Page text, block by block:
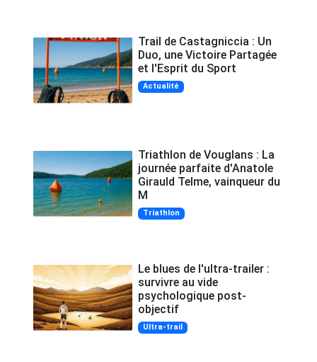
Trail de Castagniccia : Un
Duo, une Victoire Partagée
et l'Esprit du Sport
Actualité
Triathlon de Vouglans : La
journée parfaite d'Anatole
Girauld Telme, vainqueur du
M
Triathlon
Le blues de l'ultra-trailer :
survivre au vide
psychologique post-
objectif
Ultra-trail